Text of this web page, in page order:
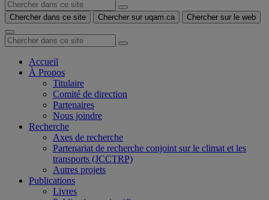
Chercher dans ce site Chercher sur uqam.ca Chercher sur le web
Accueil
À Propos
Titulaire
Comité de direction
Partenaires
Nous joindre
Recherche
Axes de recherche
Partenariat de recherche conjoint sur le climat et les
transports (JCCTRP)
Autres projets
Publications
Livres